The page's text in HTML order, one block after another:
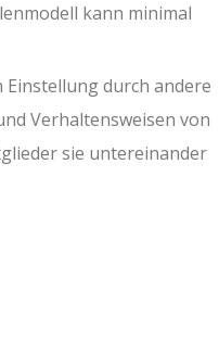
kann minimal
Einstellung durch andere
Verhaltensweisen von
sie untereinander